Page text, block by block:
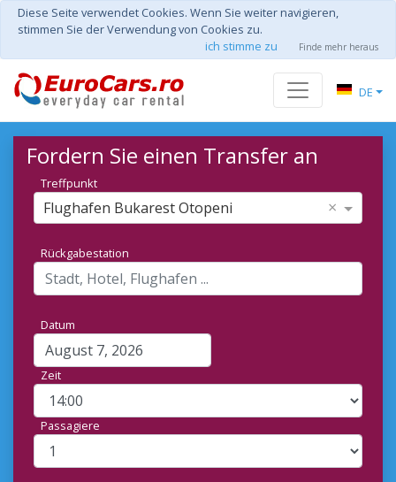
Diese Seite verwendet Cookies. Wenn Sie weiter navigieren,
stimmen Sie der Verwendung von Cookies zu.
ich stimme zu
Finde mehr heraus
DE
Fordern Sie einen Transfer an
Treffpunkt
Flughafen Bukarest Otopeni ×
Rückgabestation
Datum
Zeit
Passagiere